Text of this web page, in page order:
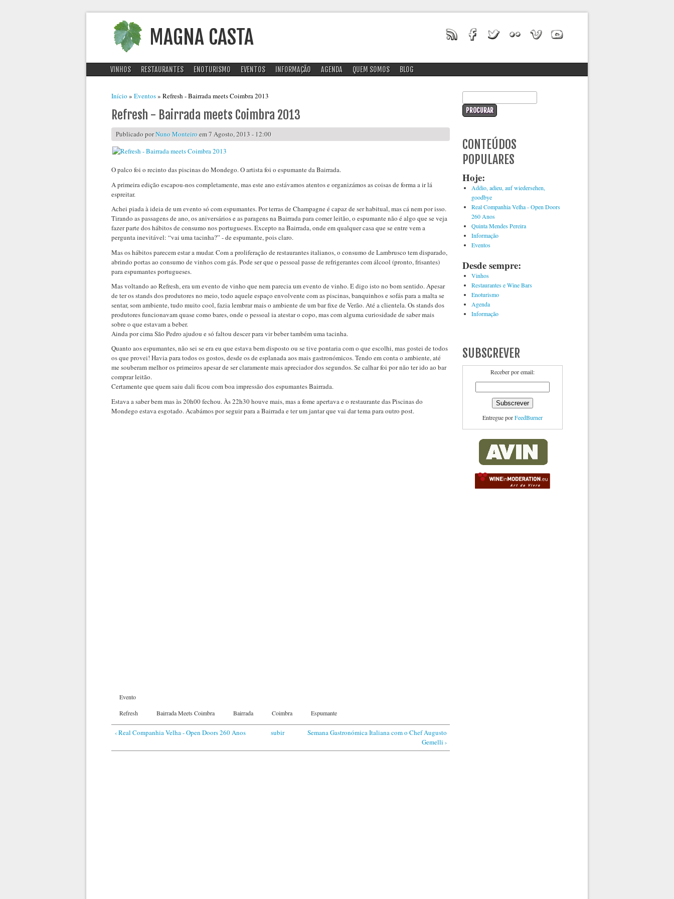
MAGNA CASTA
VINHOS RESTAURANTES ENOTURISMO EVENTOS INFORMAÇÃO AGENDA QUEM SOMOS BLOG
Está aqui
Início » Eventos» Refresh - Bairrada meets Coimbra 2013
Refresh - Bairrada meets Coimbra 2013
Publicado porNuno Monteiroem 7 Agosto, 2013 - 12:00
O palco foi o recinto das piscinas do Mondego. O artista foi o espumante da Bairrada.
A primeira edição escapou-nos completamente, mas este ano estávamos atentos e organizámos as coisas de forma a ir lá
espreitar.
Achei piada à ideia de um evento só com espumantes. Por terras de Champagne é capaz de ser habitual, mas cá nem por isso.
Tirando as passagens de ano, os aniversários e as paragens na Bairrada para comer leitão, o espumante não é algo que se veja
fazer parte dos hábitos de consumo nos portugueses. Excepto na Bairrada, onde em qualquer casa que se entre vem a
pergunta inevitável: “vai uma tacinha?” - de espumante, pois claro.
Mas os hábitos parecem estar a mudar. Com a proliferação de restaurantes italianos, o consumo de Lambrusco tem disparado,
abrindo portas ao consumo de vinhos com gás. Pode ser que o pessoal passe de refrigerantes com álcool (pronto, frisantes)
para espumantes portugueses.
Mas voltando ao Refresh, era um evento de vinho que nem parecia um evento de vinho. E digo isto no bom sentido. Apesar
de ter os stands dos produtores no meio, todo aquele espaço envolvente com as piscinas, banquinhos e sofás para a malta se
sentar, som ambiente, tudo muito cool, fazia lembrar mais o ambiente de um bar fixe de Verão. Até a clientela. Os stands dos
produtores funcionavam quase como bares, onde o pessoal ia atestar o copo, mas com alguma curiosidade de saber mais
sobre o que estavam a beber.
Ainda por cima São Pedro ajudou e só faltou descer para vir beber também uma tacinha.
Quanto aos espumantes, não sei se era eu que estava bem disposto ou se tive pontaria com o que escolhi, mas gostei de todos
os que provei! Havia para todos os gostos, desde os de esplanada aos mais gastronómicos. Tendo em conta o ambiente, até
me souberam melhor os primeiros apesar de ser claramente mais apreciador dos segundos. Se calhar foi por não ter ido ao bar
comprar leitão.
Certamente que quem saiu dali ficou com boa impressão dos espumantes Bairrada.
Estava a saber bem mas às 20h00 fechou. Às 22h30 houve mais, mas a fome apertava e o restaurante das Piscinas do
Mondego estava esgotado. Acabámos por seguir para a Bairrada e ter um jantar que vai dar tema para outro post.
Evento
Refresh
Bairrada Meets Coimbra Bairrada Coimbra Espumante
‹ Real Companhia Velha - Open Doors 260 Anos subir
Semana Gastronómica Italiana com o Chef Augusto
Gemelli ›
CONTEÚDOS
POPULARES
Hoje:
Addio, adieu, auf wiedersehen,
goodbye
Real Companhia Velha - Open Doors
260 Anos
Quinta Mendes Pereira
Informação
Eventos
Desde sempre:
Vinhos
Restaurantes e Wine Bars
Enoturismo
Agenda
Informação
SUBSCREVER
Receber por email:
Entregue porFeedBurner